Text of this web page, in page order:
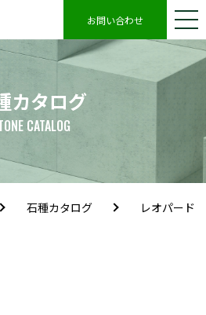
お問い合わせ
カタログ
CATALOG
石種カタログ
レオパード